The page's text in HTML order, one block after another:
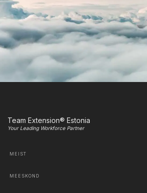
Team Extension® Estonia
Your Leading Workforce Partner
MEIST
MEESKOND